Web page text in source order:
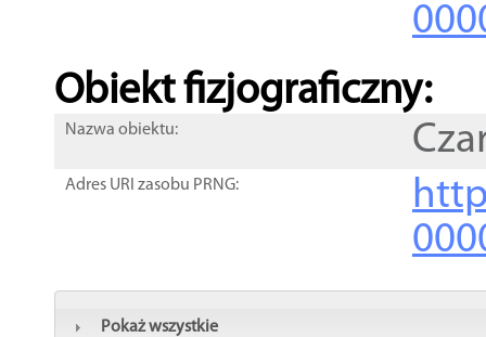
Obiekt fizjograficzny:
Nazwa obiektu:
Adres URI zasobu PRNG:
Pokaż wszystkie